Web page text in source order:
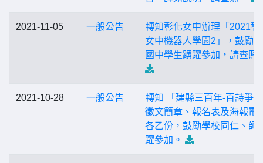
2021-11-05 一般公告
轉知彰化女中辦理「2021彰
女中機器人學園2」，鼓勵
國中學生踴躍參加，請查照
2021-10-28 一般公告
轉知 「建縣三百年-百詩爭
徵文簡章、報名表及海報電
各乙份，鼓勵學校同仁、師
躍參加。